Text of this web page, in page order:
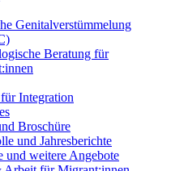
Genitalverstümmelung
Beratung für
Integration
Broschüre
und Jahresberichte
und weitere Angebote